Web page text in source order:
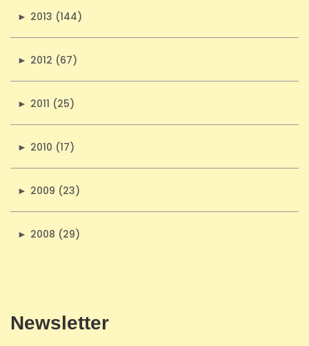
► 2013 (144)
► 2012 (67)
► 2011 (25)
► 2010 (17)
► 2009 (23)
► 2008 (29)
Newsletter